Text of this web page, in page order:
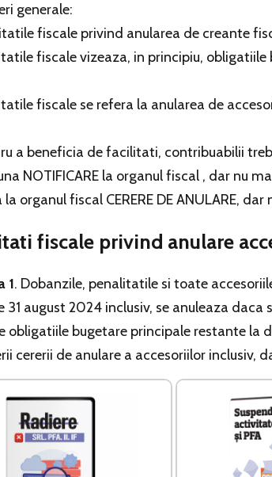
generale:
fiscale privind anularea de creante
fiscale vizeaza, in principiu,
fiscale se refera la anularea de
a beneficia de facilitati, contribuabilii
NOTIFICARE la organul fiscal , dar nu
la organul fiscal CERERE DE ANULARE,
fiscale privind anulare
1. Dobanzile, penalitatile si toate
31 august 2024 inclusiv, se anuleaza
obligatiile bugetare principale restante la
cererii de anulare a accesoriilor inclusiv,